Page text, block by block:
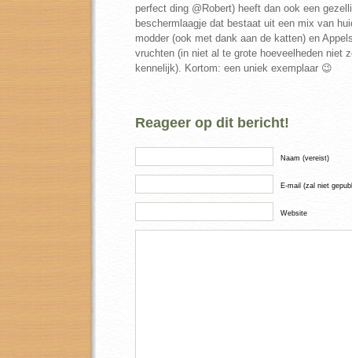
perfect ding @Robert) heeft dan ook een
beschermlaagje dat bestaat uit een mix van
modder (ook met dank aan de katten) en
vruchten (in niet al te grote hoeveelheden niet
kennelijk). Kortom: een uniek exemplaar 😉
Reageer op dit bericht!
Naam (vereist)
E-mail (zal niet
Website